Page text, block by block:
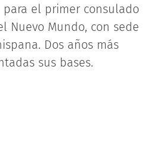
el primer consulado
Nuevo Mundo, con sede
Dos años más
sus bases.